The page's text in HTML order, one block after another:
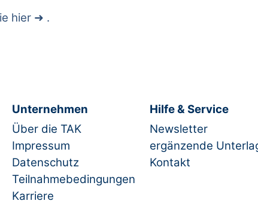
hier .
Unternehmen
Über die TAK
Impressum
Datenschutz
Teilnahmebedingungen
Karriere
Hilfe & Service
Newsletter
ergänzende
Kontakt